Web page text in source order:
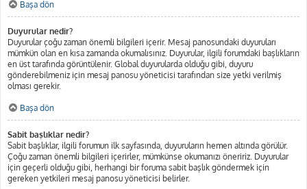
Başa dön
Duyurular nedir?
Duyurular çoğu zaman önemli bilgileri içerir. Mesaj panosundaki duyuruları
mümkün olan en kısa zamanda okumalısınız. Duyurular, ilgili forumdaki başlıkların
en üst tarafında görüntülenir. Global duyurularda olduğu gibi, duyuru
gönderebilmeniz için mesaj panosu yöneticisi tarafından size yetki verilmiş
olması gerekir.
Başa dön
Sabit başlıklar nedir?
Sabit başlıklar, ilgili forumun ilk sayfasında, duyuruların hemen altında görülür.
Çoğu zaman önemli bilgileri içerirler, mümkünse okumanızı öneririz. Duyurular
için geçerli olduğu gibi, herhangi bir foruma sabit başlık göndermek için
gereken yetkileri mesaj panosu yöneticisi belirler.